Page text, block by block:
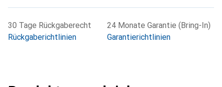
NS 35/15 Schiene, was die Installation weiter vereinfacht.
hohe Strombelastbarkeit und eine zuverlässige Verbindung
erfordern.
30 Tage Rückgaberecht
Rückgaberichtlinien
24 Monate Garantie (Bring-In)
Garantierichtlinien